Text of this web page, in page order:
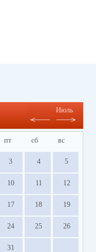
Июль
пт сб вс
3 4 5
10 11 12
17 18 19
24 25 26
31